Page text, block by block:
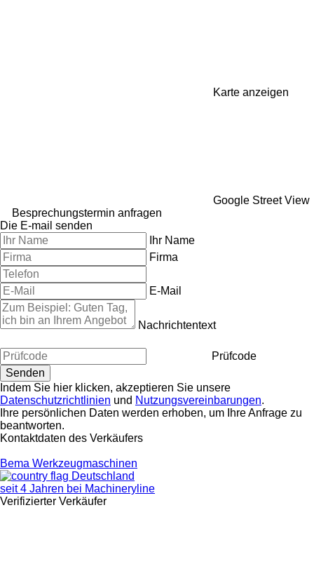
Karte anzeigen
Google Street View
Besprechungstermin anfragen
Die E-mail senden
Ihr Name
Firma
E-Mail
Nachrichtentext
Prüfcode
Indem Sie hier klicken, akzeptieren Sie unsere
Datenschutzrichtlinien und Nutzungsvereinbarungen.
Ihre persönlichen Daten werden erhoben, um Ihre Anfrage zu
beantworten.
Kontaktdaten des Verkäufers
Bema Werkzeugmaschinen
Deutschland
seit 4 Jahren bei Machineryline
Verifizierter Verkäufer